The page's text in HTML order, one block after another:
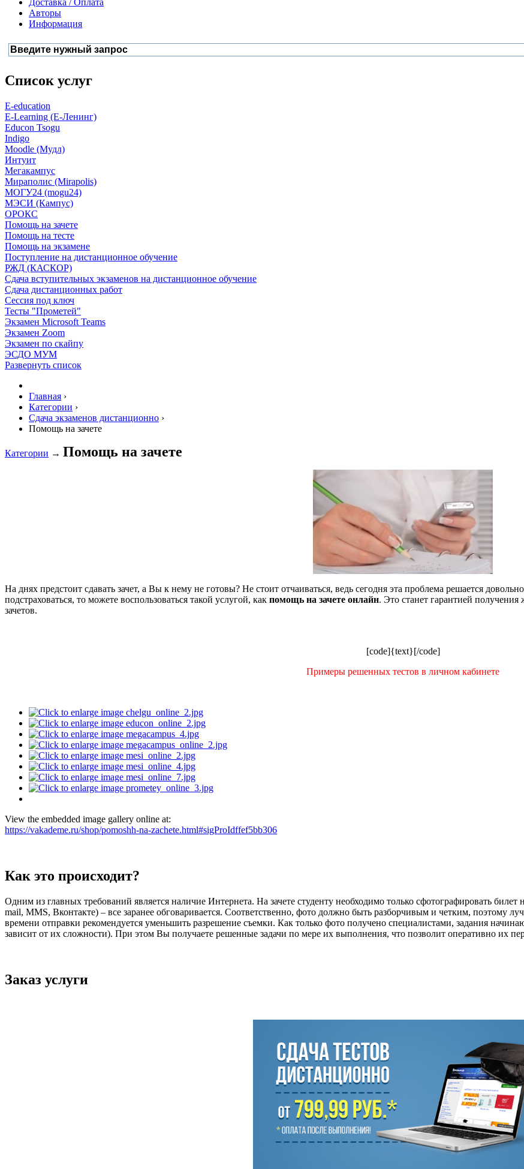
Доставка / Оплата
Авторы
Информация
Список услуг
E-education
E-Learning (Е-Ленинг)
Educon Tsogu
Indigo
Moodle (Мудл)
Интуит
Мегакампус
Мираполис (Mirapolis)
МОГУ24 (mogu24)
МЭСИ (Кампус)
ОРОКС
Помощь на зачете
Помощь на тесте
Помощь на экзамене
Поступление на дистанционное обучение
РЖД (КАСКОР)
Сдача вступительных экзаменов на дистанционное обучение
Сдача дистанционных работ
Сессия под ключ
Тесты "Прометей"
Экзамен Microsoft Teams
Экзамен Zoom
Экзамен по скайпу
ЭСДО МУМ
Развернуть список
Главная ›
Категории ›
Сдача экзаменов дистанционно ›
Помощь на зачете
Категории → Помощь на зачете
На днях предстоит сдавать зачет, а Вы к нему не готовы? Не стоит отчаиваться, ведь сегодня эта проблема решается
подстраховаться, то можете воспользоваться такой услугой, как помощь на зачете онлайн. Это станет гарантией
зачетов.
[code]{text}[/code]
Примеры решенных тестов в личном кабинете
View the embedded image gallery online at:
https://vakademe.ru/shop/pomoshh-na-zachete.html#sigProIdffef5bb306
Как это происходит?
Одним из главных требований является наличие Интернета. На зачете студенту необходимо только сфотографировать
mail, MMS, Вконтакте) – все заранее обговаривается. Соответственно, фото должно быть разборчивым и четким, поэтому
времени отправки рекомендуется уменьшить разрешение съемки. Как только фото получено специалистами, задания
зависит от их сложности). При этом Вы получаете решенные задачи по мере их выполнения, что позволит оперативно их
Заказ услуги